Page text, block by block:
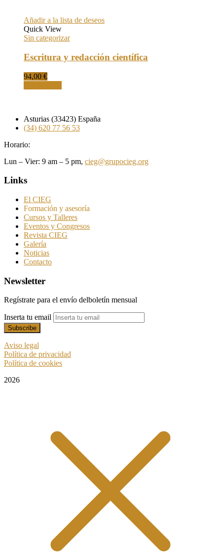
Añadir a la lista de deseos
Quick View
Sin categorizar
Escritura y redacción científica
94,00 €
Asturias (33423) España
(34) 620 77 56 53
Horario:
Lun – Vier: 9 am – 5 pm, cieg@grupocieg.org
Links
El CIEG
Formación y asesoría
Cursos y Talleres
Eventos y Congresos
Revista CIEG
Galería
Noticias
Contacto
Newsletter
Regístrate para el envío delboletín mensual
Inserta tu email
Aviso legal
Política de privacidad
Política de cookies
2026